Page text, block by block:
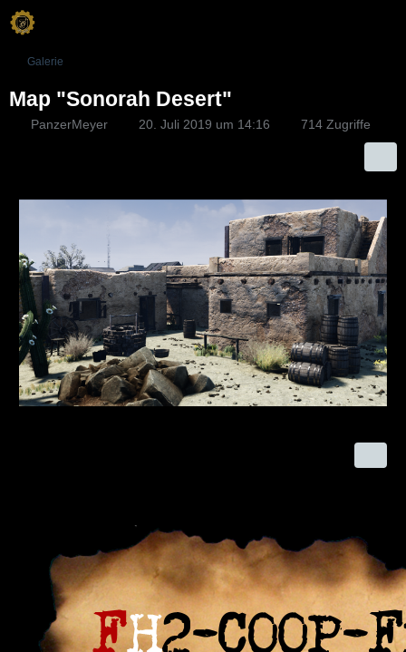
Galerie
Map "Sonorah Desert"
PanzerMeyer 20. Juli 2019 um 14:16 714 Zugriffe